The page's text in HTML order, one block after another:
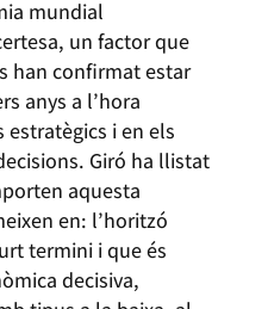
mundial
un factor que
han confirmat estar
anys a l’hora
estratègics i en els
Giró ha llistat
aquesta
en: l’horitzó
termini i que és
decisiva,